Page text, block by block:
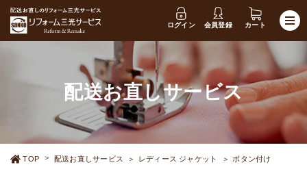
ログイン 会員登録 カート
配送お直しサービス
TOP 配送お直しサービス レディース ジャケット ボタン付け